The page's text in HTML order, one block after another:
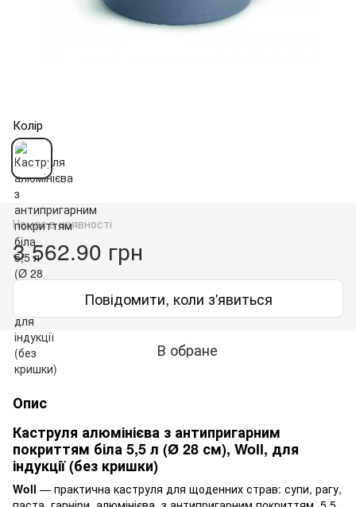
Колір
Немає в наявності
3 562.90 грн
Повідомити, коли з'явиться
В обране
Опис
Каструля алюмінієва з антипригарним
покриттям біла 5,5 л (Ø 28 см), Woll, для
індукції (без кришки)
Woll — практична каструля для щоденних страв: супи, рагу,